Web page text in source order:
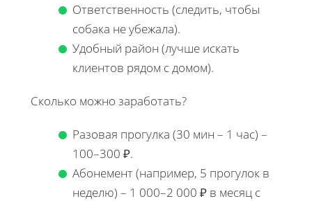
Ответственность (следить, чтобы
собака не убежала).
Удобный район (лучше искать
клиентов рядом с домом).
Сколько можно заработать?
Разовая прогулка (30 мин – 1 час) –
100–300 ₽.
Абонемент (например, 5 прогулок в
неделю) – 1 000–2 000 ₽ в месяц с